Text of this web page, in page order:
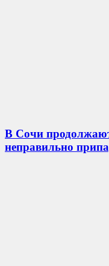
В Сочи
неправильно